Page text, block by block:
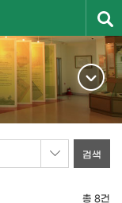
총 8건